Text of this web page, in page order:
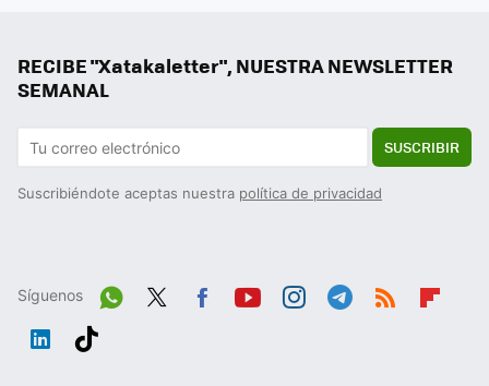
RECIBE "Xatakaletter", NUESTRA NEWSLETTER
SEMANAL
SUSCRIBIR
Suscribiéndote aceptas nuestra política de privacidad
Síguenos
Wh